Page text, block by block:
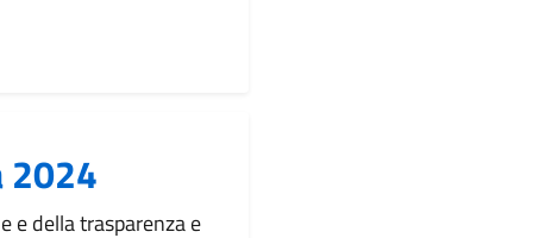
2024
e della trasparenza e